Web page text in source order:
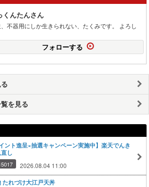
くんたんさん
、不器用にしか生きられない、たくみです。 よろし
フォローする
を見る
ント進呈×抽選キャンペーン実施中】楽天でんき
し
2026.08.04 11:00
たれづけ大江戸天丼